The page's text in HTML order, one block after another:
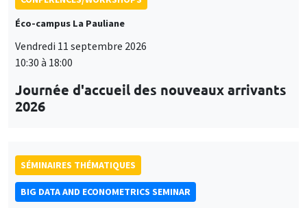
Éco-campus La Pauliane
Vendredi 11 septembre 2026
10:30 à 18:00
Journée d'accueil des nouveaux arrivants
2026
SÉMINAIRES THÉMATIQUES
BIG DATA AND ECONOMETRICS SEMINAR